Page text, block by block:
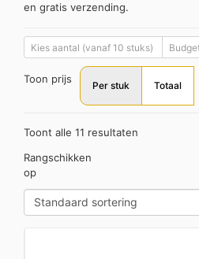
en gratis verzending.
Toon prijs
Per stuk Totaal
Toont alle 11 resultaten
Rangschikken
op